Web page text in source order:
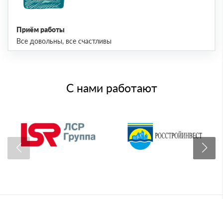
Приём работы
Все довольны, все счастливы
С нами работают